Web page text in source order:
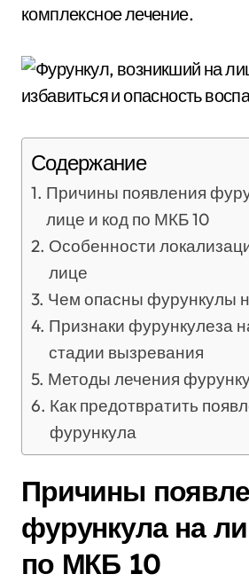
комплексное лечение.
Содержание
Причины появления
лице и код по МКБ 10
Особенности
лице
Чем опасны фурункулы
Признаки фурункулеза
стадии вызревания
Методы лечения
Как предотвратить
фурункула
Причины
фурункула на
по МКБ 10